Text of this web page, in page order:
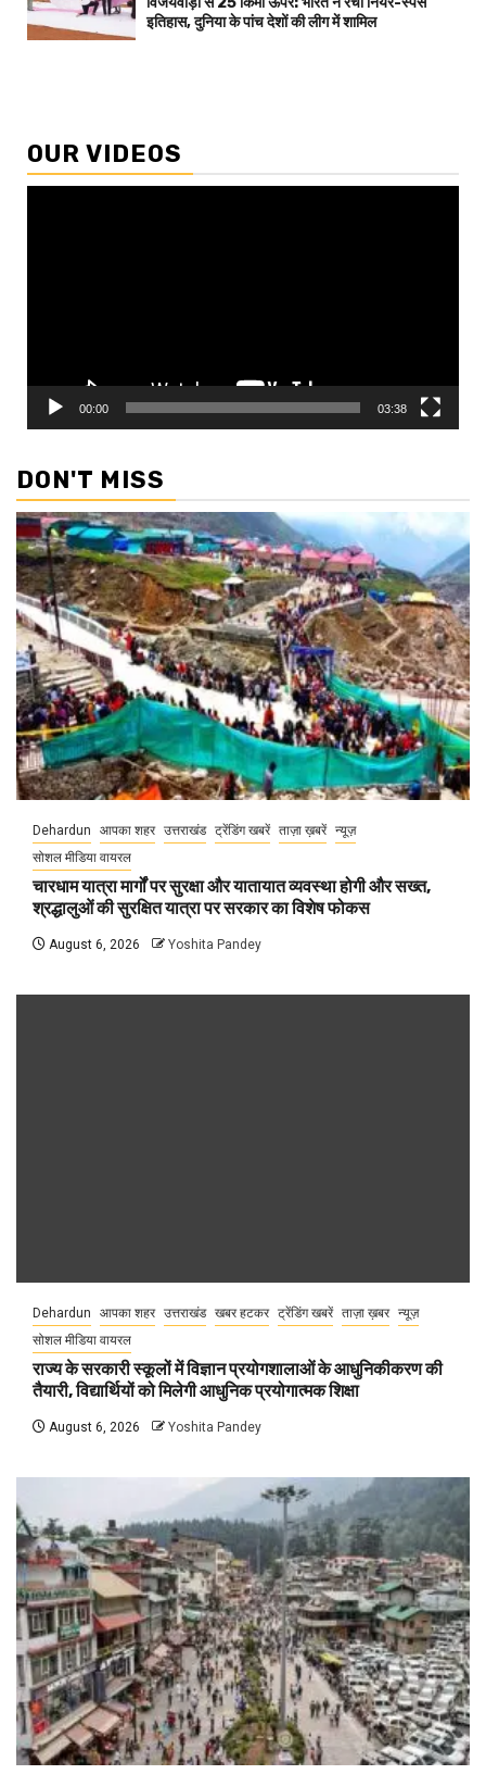
इतिहास, दुनिया के पांच देशों की लीग में शामिल
OUR VIDEOS
00:00 03:38
DON'T MISS
Dehardun आपका शहर उत्तराखंड ट्रेंडिंग खबरें ताज़ा ख़बरें न्यूज़
सोशल मीडिया वायरल
चारधाम यात्रा मार्गों पर सुरक्षा और यातायात व्यवस्था होगी और सख्त,
श्रद्धालुओं की सुरक्षित यात्रा पर सरकार का विशेष फोकस
August 6, 2026 Yoshita Pandey
Dehardun आपका शहर उत्तराखंड खबर हटकर ट्रेंडिंग खबरें ताज़ा ख़बर न्यूज़
सोशल मीडिया वायरल
राज्य के सरकारी स्कूलों में विज्ञान प्रयोगशालाओं के आधुनिकीकरण की
तैयारी, विद्यार्थियों को मिलेगी आधुनिक प्रयोगात्मक शिक्षा
August 6, 2026 Yoshita Pandey